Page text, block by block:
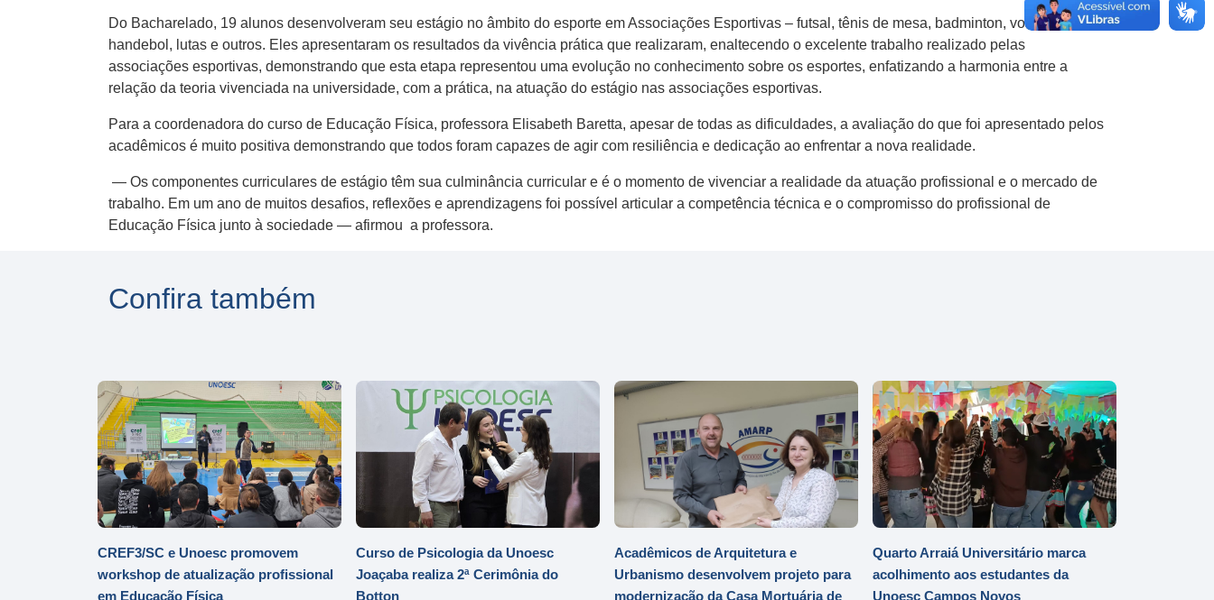
Do Bacharelado, 19 alunos desenvolveram seu estágio no âmbito do esporte em Associações Esportivas – futsal, tênis de mesa, badminton, voleibol,
handebol, lutas e outros. Eles apresentaram os resultados da vivência prática que realizaram, enaltecendo o excelente trabalho realizado pelas
associações esportivas, demonstrando que esta etapa representou uma evolução no conhecimento sobre os esportes, enfatizando a harmonia entre a
relação da teoria vivenciada na universidade, com a prática, na atuação do estágio nas associações esportivas.
Para a coordenadora do curso de Educação Física, professora Elisabeth Baretta, apesar de todas as dificuldades, a avaliação do que foi apresentado pelos
acadêmicos é muito positiva demonstrando que todos foram capazes de agir com resiliência e dedicação ao enfrentar a nova realidade.
— Os componentes curriculares de estágio têm sua culminância curricular e é o momento de vivenciar a realidade da atuação profissional e o mercado de
trabalho. Em um ano de muitos desafios, reflexões e aprendizagens foi possível articular a competência técnica e o compromisso do profissional de
Educação Física junto à sociedade — afirmou a professora.
Confira também
CREF3/SC e Unoesc promovem
workshop de atualização profissional
em Educação Física
Curso de Psicologia da Unoesc
Joaçaba realiza 2ª Cerimônia do
Botton
Acadêmicos de Arquitetura e
Urbanismo desenvolvem projeto para
modernização da Casa Mortuária de
Quarto Arraiá Universitário marca
acolhimento aos estudantes da
Unoesc Campos Novos